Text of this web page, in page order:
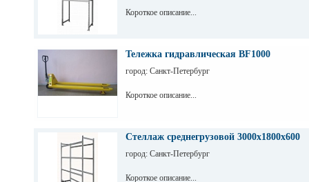
Короткое описание...
Тележка гидравлическая BF1000
город: Санкт-Петербург
Короткое описание...
Стеллаж среднегрузовой 3000х1800х600
город: Санкт-Петербург
Короткое описание...